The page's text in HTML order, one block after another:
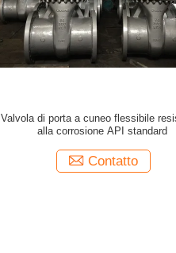
Valvola di porta a cuneo flessibile
alla corrosione API standard
Contatto